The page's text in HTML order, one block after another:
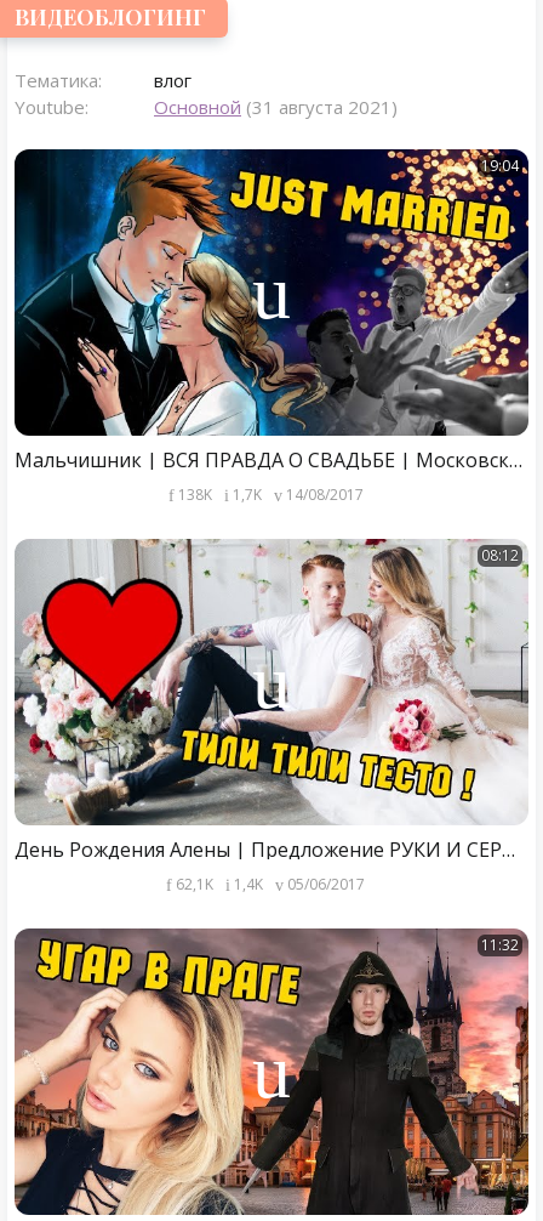
ВИДЕОБЛОГИНГ
Тематика:
влог
Youtube:
Основной (31 августа 2021)
19:04
Мальчишник | ВСЯ ПРАВДА О СВАДЬБЕ | Московские покатушки
138K 1,7K 14/08/2017
08:12
День Рождения Алены | Предложение РУКИ И СЕРДЦА
62,1K 1,4K 05/06/2017
11:32